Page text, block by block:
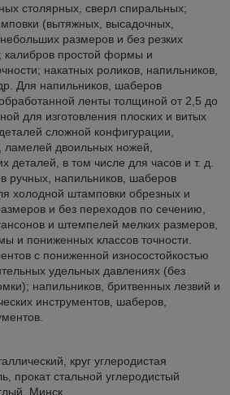
столярных, сверл спиральных;
(вытяжных, высадочных,
размеров и без резких
калибров простой формы и
накатных роликов, напильников,
Для напильников, шаберов
ленты толщиной от 2,5 до
для изготовления плоских и витых
сложной конфигурации,
двоильных ножей,
деталей, в том числе для часов и т. д.
ручных, напильников, шаберов
холодной штамповки обрезных и
и без переходов по сечению,
и штемпелей мелких размеров,
и пониженных классов точности.
с пониженной износостойкостью
удельных давлениях (без
напильников, бритвенных лезвий и
инструментов, шаберов,
круг углеродистая
прокат стальной углеродистый
Минск